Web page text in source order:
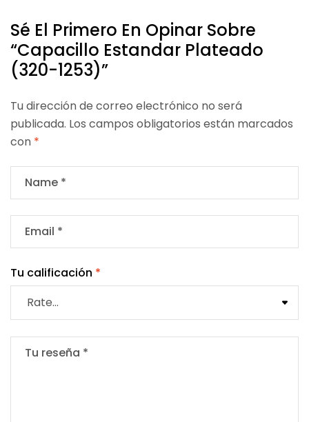
Sé El Primero En Opinar Sobre
“Capacillo Estandar Plateado
(320-1253)”
Tu dirección de correo electrónico no será
publicada. Los campos obligatorios están marcados
con *
Tu calificación *